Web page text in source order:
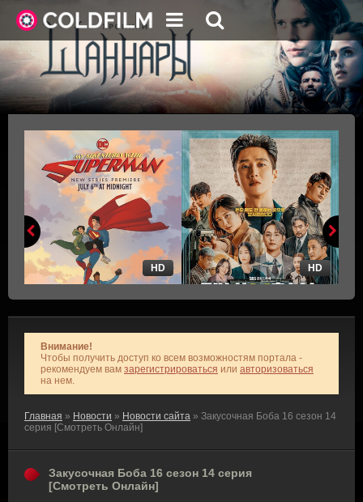
HD HD
Внимание!
Чтобы получить доступ ко всем возможностям портала -
рекомендуем вам зарегистрироваться или авторизоваться
на нем.
Главная » Новости » Новости сайта » Закусочная Боба 16 сезон 14
серия [Смотреть Онлайн]
Закусочная Боба 16 сезон 14 серия
[Смотреть Онлайн]